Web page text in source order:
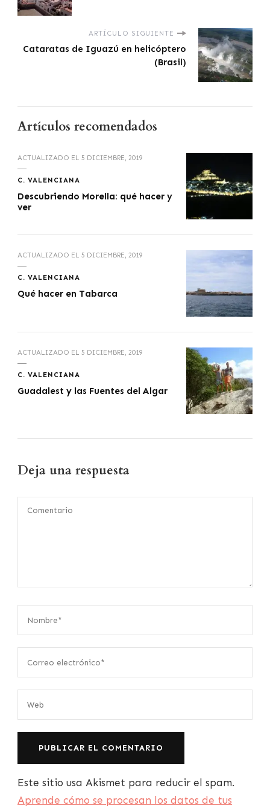
ARTÍCULO SIGUIENTE
Cataratas de Iguazú en helicóptero
(Brasil)
Artículos recomendados
ACTUALIZADO EL 5 DICIEMBRE, 2019
C. VALENCIANA
Descubriendo Morella: qué hacer y
ver
ACTUALIZADO EL 5 DICIEMBRE, 2019
C. VALENCIANA
Qué hacer en Tabarca
ACTUALIZADO EL 5 DICIEMBRE, 2019
C. VALENCIANA
Guadalest y las Fuentes del Algar
Deja una respuesta
Este sitio usa Akismet para reducir el spam.
Aprende cómo se procesan los datos de tus